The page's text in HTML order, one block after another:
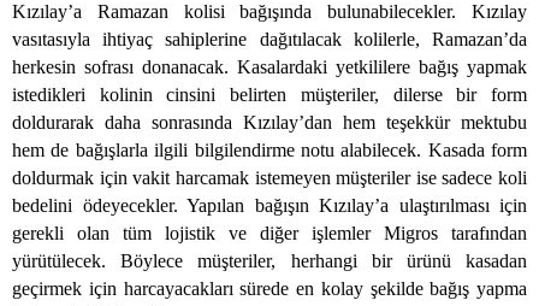
Kızılay’a Ramazan kolisi bağışında bulunabilecekler. Kızılay
vasıtasıyla ihtiyaç sahiplerine dağıtılacak kolilerle, Ramazan’da
herkesin sofrası donanacak. Kasalardaki yetkililere bağış yapmak
istedikleri kolinin cinsini belirten müşteriler, dilerse bir form
doldurarak daha sonrasında Kızılay’dan hem teşekkür mektubu
hem de bağışlarla ilgili bilgilendirme notu alabilecek. Kasada form
doldurmak için vakit harcamak istemeyen müşteriler ise sadece koli
bedelini ödeyecekler. Yapılan bağışın Kızılay’a ulaştırılması için
gerekli olan tüm lojistik ve diğer işlemler Migros tarafından
yürütülecek. Böylece müşteriler, herhangi bir ürünü kasadan
geçirmek için harcayacakları sürede en kolay şekilde bağış yapma